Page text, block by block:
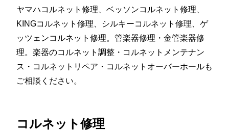
ヤマハコルネット修理、ベッソンコルネット修理、
KINGコルネット修理、シルキーコルネット修理、ゲ
ッツェンコルネット修理。管楽器修理・金管楽器修
理。楽器のコルネット調整・コルネットメンテナン
ス・コルネットリペア・コルネットオーバーホールも
ご相談ください。
コルネット修理